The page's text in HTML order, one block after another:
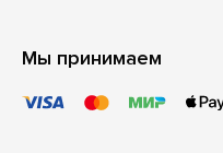
Мы принимаем